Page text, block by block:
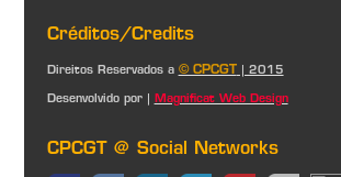
Créditos/Credits
Direitos Reservados a © CPCGT | 2015
Desenvolvido por | Magnificat Web Design
CPCGT @ Social Networks